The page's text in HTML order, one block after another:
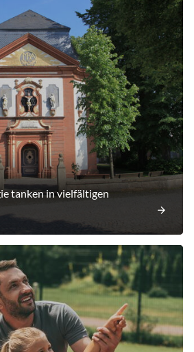
tanken in vielfältigen